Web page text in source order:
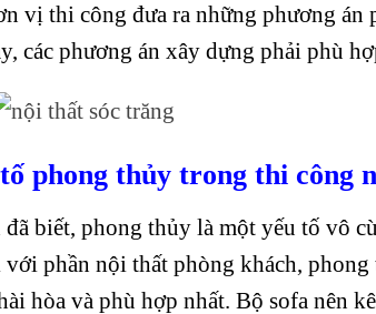
vị thi công đưa ra những phương
các phương án xây dựng phải phù
phong thủy trong thi công
đã biết, phong thủy là một yếu tố vô
phần nội thất phòng khách, phong
hòa và phù hợp nhất. Bộ sofa nên